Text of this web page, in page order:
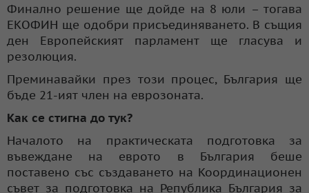
Финално решение ще дойде на 8 юли – тогава
ЕКОФИН ще одобри присъединяването. В същия
ден Европейският парламент ще гласува и
резолюция.
Преминавайки през този процес, България ще
бъде 21-ият член на еврозоната.
Как се стигна до тук?
Началото на практическата подготовка за
въвеждане на еврото в България беше
поставено със създаването на Координационен
съвет за подготовка на Република България за